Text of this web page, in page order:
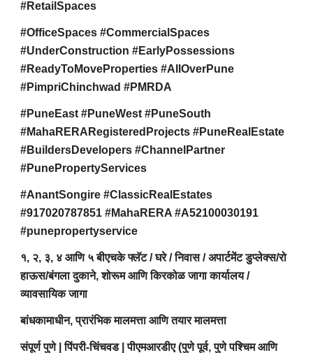
#RetailSpaces
#OfficeSpaces #CommercialSpaces
#UnderConstruction #EarlyPossessions
#ReadyToMoveProperties #AllOverPune
#PimpriChinchwad #PMRDA
#PuneEast #PuneWest #PuneSouth
#MahaRERARegisteredProjects #PuneRealEstate
#BuildersDevelopers #ChannelPartner
#PunePropertyServices
#AnantSongire #ClassicRealEstates
#917020787851 #MahaRERA #A52100030191
#punepropertyservice
१, २, ३, ४ आणि ५ बीएचके फ्लॅट / घरे / निवास / अपार्टमेंट डुप्लेक्स/रो
हाऊस/बंगला दुकाने, शोरूम आणि किरकोळ जागा कार्यालय /
व्यावसायिक जागा
बांधकामाधीन, प्रारंभिक मालमत्ता आणि तयार मालमत्ता
संपूर्ण पुणे | पिंपरी-चिंचवड | पीएमआरडीए (पुणे पूर्व, पुणे पश्चिम आणि